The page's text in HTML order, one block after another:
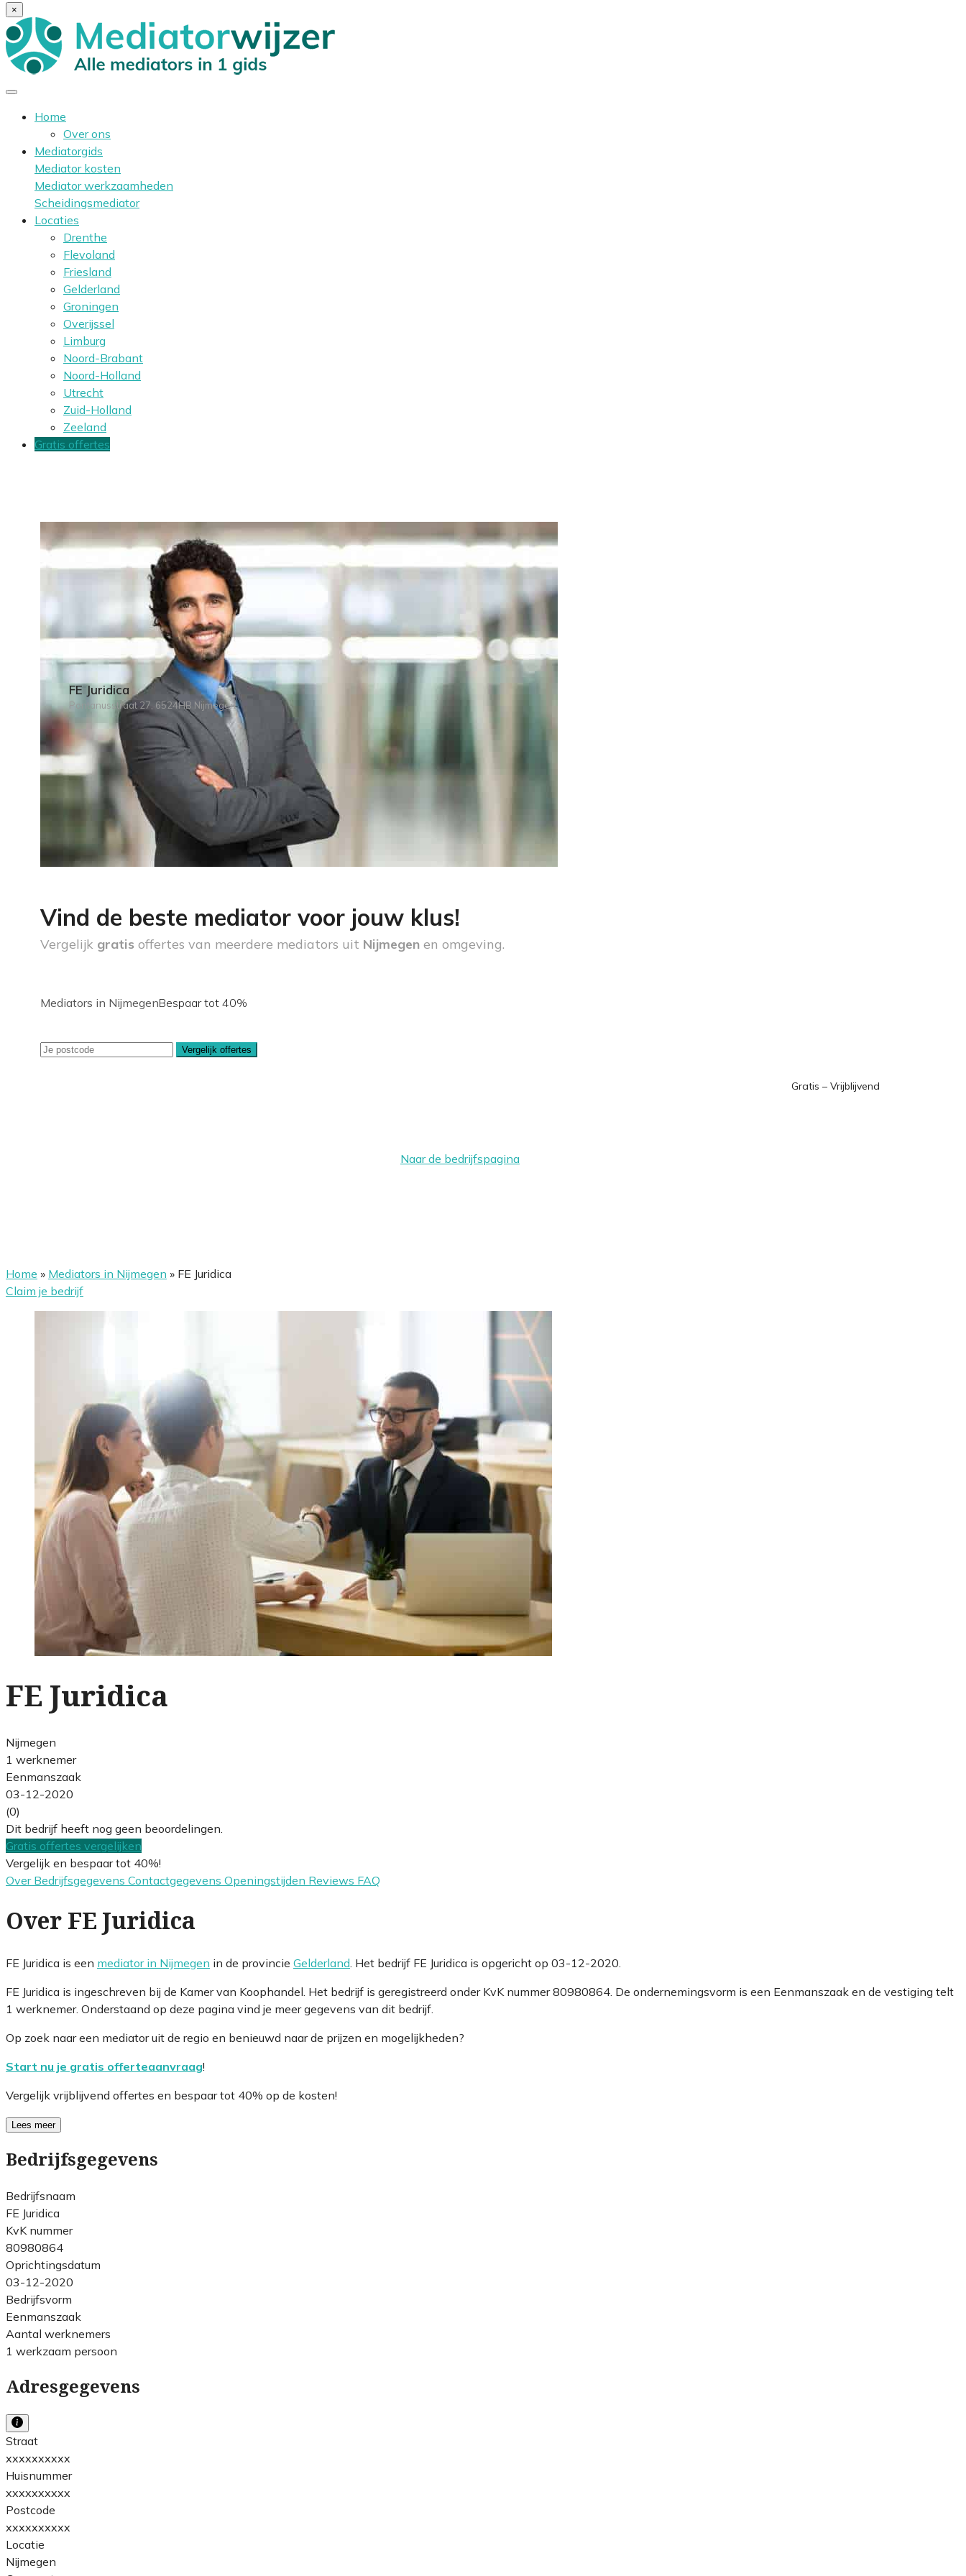
×
Home
Over ons
Mediatorgids
Mediator kosten
Mediator werkzaamheden
Scheidingsmediator
Locaties
Drenthe
Flevoland
Friesland
Gelderland
Groningen
Overijssel
Limburg
Noord-Brabant
Noord-Holland
Utrecht
Zuid-Holland
Zeeland
Gratis offertes
FE Juridica
Pontanusstraat 27, 6524HB Nijmegen
Vind de beste mediator voor jouw klus!
Vergelijk gratis offertes van meerdere mediators uit Nijmegen en omgeving.
Mediators in NijmegenBespaar tot 40%
Vergelijk offertes
Gratis – Vrijblijvend
Naar de bedrijfspagina
Home » Mediators in Nijmegen » FE Juridica
Claim je bedrijf
FE Juridica
Nijmegen
1 werknemer
Eenmanszaak
03-12-2020
(0)
Dit bedrijf heeft nog geen beoordelingen.
Gratis offertes vergelijken
Vergelijk en bespaar tot 40%!
Over Bedrijfsgegevens Contactgegevens Openingstijden Reviews FAQ
Over FE Juridica
FE Juridica is een mediator in Nijmegen in de provincie Gelderland . Het bedrijf FE Juridica is opgericht op 03-12-2020.
FE Juridica is ingeschreven bij de Kamer van Koophandel. Het bedrijf is geregistreerd onder KvK nummer 80980864. De ondernemingsvorm is een Eenmanszaak en de vestiging telt
1 werknemer. Onderstaand op deze pagina vind je meer gegevens van dit bedrijf.
Op zoek naar een mediator uit de regio en benieuwd naar de prijzen en mogelijkheden?
Start nu je gratis offerteaanvraag!
Vergelijk vrijblijvend offertes en bespaar tot 40% op de kosten!
Lees meer
Bedrijfsgegevens
Bedrijfsnaam
FE Juridica
KvK nummer
80980864
Oprichtingsdatum
03-12-2020
Bedrijfsvorm
Eenmanszaak
Aantal werknemers
1 werkzaam persoon
Adresgegevens
Straat
xxxxxxxxxx
Huisnummer
xxxxxxxxxx
Postcode
xxxxxxxxxx
Locatie
Nijmegen